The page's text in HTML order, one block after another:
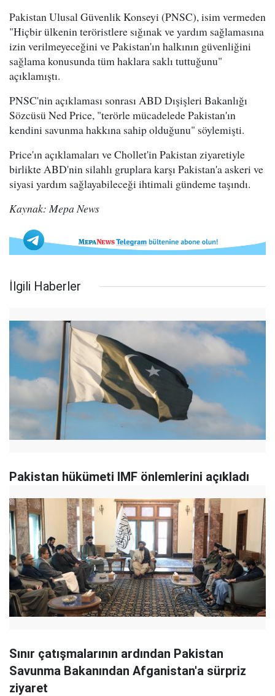
Pakistan Ulusal Güvenlik Konseyi (PNSC), isim vermeden
"Hiçbir ülkenin teröristlere sığınak ve yardım sağlamasına
izin verilmeyeceğini ve Pakistan'ın halkının güvenliğini
sağlama konusunda tüm haklara saklı tuttuğunu"
açıklamıştı.
PNSC'nin açıklaması sonrası ABD Dışişleri Bakanlığı
Sözcüsü Ned Price, "terörle mücadelede Pakistan'ın
kendini savunma hakkına sahip olduğunu" söylemişti.
Price'ın açıklamaları ve Chollet'in Pakistan ziyaretiyle
birlikte ABD'nin silahlı gruplara karşı Pakistan'a askeri ve
siyasi yardım sağlayabileceği ihtimali gündeme taşındı.
Kaynak: Mepa News
İlgili Haberler
Pakistan hükümeti IMF önlemlerini açıkladı
Sınır çatışmalarının ardından Pakistan
Savunma Bakanından Afganistan'a sürpriz
ziyaret